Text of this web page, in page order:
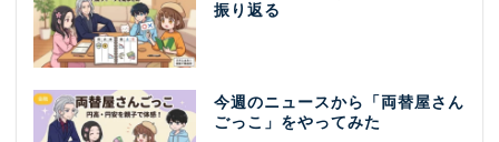
振り返る
今週のニュースから「両替屋さん
ごっこ」をやってみた